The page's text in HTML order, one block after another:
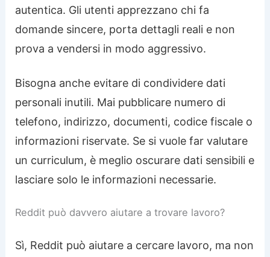
autentica. Gli utenti apprezzano chi fa
domande sincere, porta dettagli reali e non
prova a vendersi in modo aggressivo.
Bisogna anche evitare di condividere dati
personali inutili. Mai pubblicare numero di
telefono, indirizzo, documenti, codice fiscale o
informazioni riservate. Se si vuole far valutare
un curriculum, è meglio oscurare dati sensibili e
lasciare solo le informazioni necessarie.
Reddit può davvero aiutare a trovare lavoro?
Sì, Reddit può aiutare a cercare lavoro, ma non